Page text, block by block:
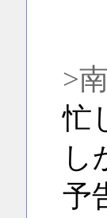
>
忙
し
予